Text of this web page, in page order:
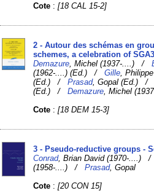
Cote :[18 CAL 15-2]
2 - Autour des schémas en
schemes, a celebration of
Demazure , Michel (1937-....) /
(1962-....) (Ed.) /Gille ,
(Ed.) /Prasad, Gopal (Ed.)
(Ed.) /Demazure , Michel
Cote :[18 DEM 15-3]
3 - Pseudo-reductive groups -
Conrad, Brian David (1970-
(1958-....) /Prasad, Gopal
Cote :[20 CON 15]